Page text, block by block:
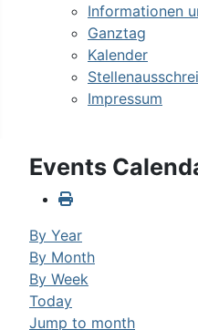
Informationen
Ganztag
Kalender
Impressum
Events
By Year
By Month
By Week
Today
Jump to month